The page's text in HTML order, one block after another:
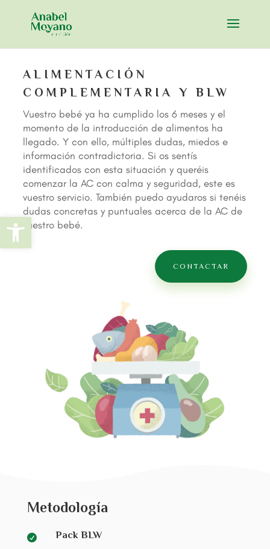
Abrir barra de herramientas
ALIMENTACIÓN
COMPLEMENTARIA Y BLW
Vuestro bebé ya ha cumplido los 6 meses y el
momento de la introducción de alimentos ha
llegado. Y con ello, múltiples dudas, miedos e
información contradictoria. Si os sentís
identificados con esta situación y queréis
comenzar la AC con calma y seguridad, este es
vuestro servicio. También puedo ayudaros si tenéis
dudas concretas y puntuales acerca de la AC de
vuestro bebé.
CONTACTAR
Metodología

Pack BLW